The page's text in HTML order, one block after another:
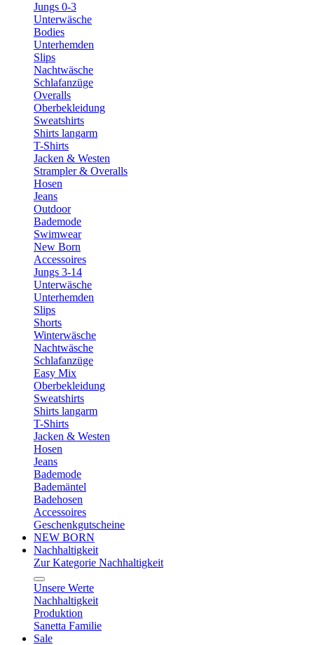
Jungs 0-3
Unterwäsche
Bodies
Unterhemden
Slips
Nachtwäsche
Schlafanzüge
Overalls
Oberbekleidung
Sweatshirts
Shirts langarm
T-Shirts
Jacken & Westen
Strampler & Overalls
Hosen
Jeans
Outdoor
Bademode
Swimwear
New Born
Accessoires
Jungs 3-14
Unterwäsche
Unterhemden
Slips
Shorts
Winterwäsche
Nachtwäsche
Schlafanzüge
Easy Mix
Oberbekleidung
Sweatshirts
Shirts langarm
T-Shirts
Jacken & Westen
Hosen
Jeans
Bademode
Bademäntel
Badehosen
Accessoires
Geschenkgutscheine
NEW BORN
Nachhaltigkeit
Zur Kategorie Nachhaltigkeit
Unsere Werte
Nachhaltigkeit
Produktion
Sanetta Familie
Sale